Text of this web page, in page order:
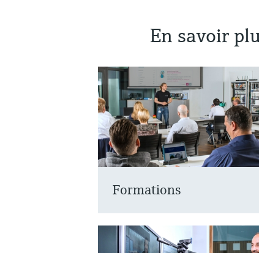
En savoir
Formations